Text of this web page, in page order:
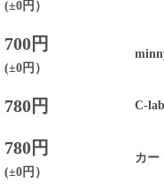
(±0円）
700円
(±0円）
780円 C-
780円
(±0円）
カー